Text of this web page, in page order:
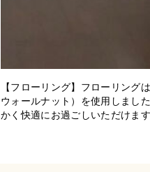
【フローリング】フローリング
ウォールナット）を使用しまし
かく快適にお過ごしいただけます